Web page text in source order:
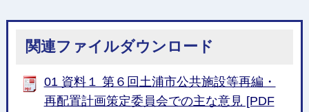
関連ファイルダウンロード
01 資料１ 第６回土浦市公共施設等再編・
再配置計画策定委員会での主な意見 [PDF